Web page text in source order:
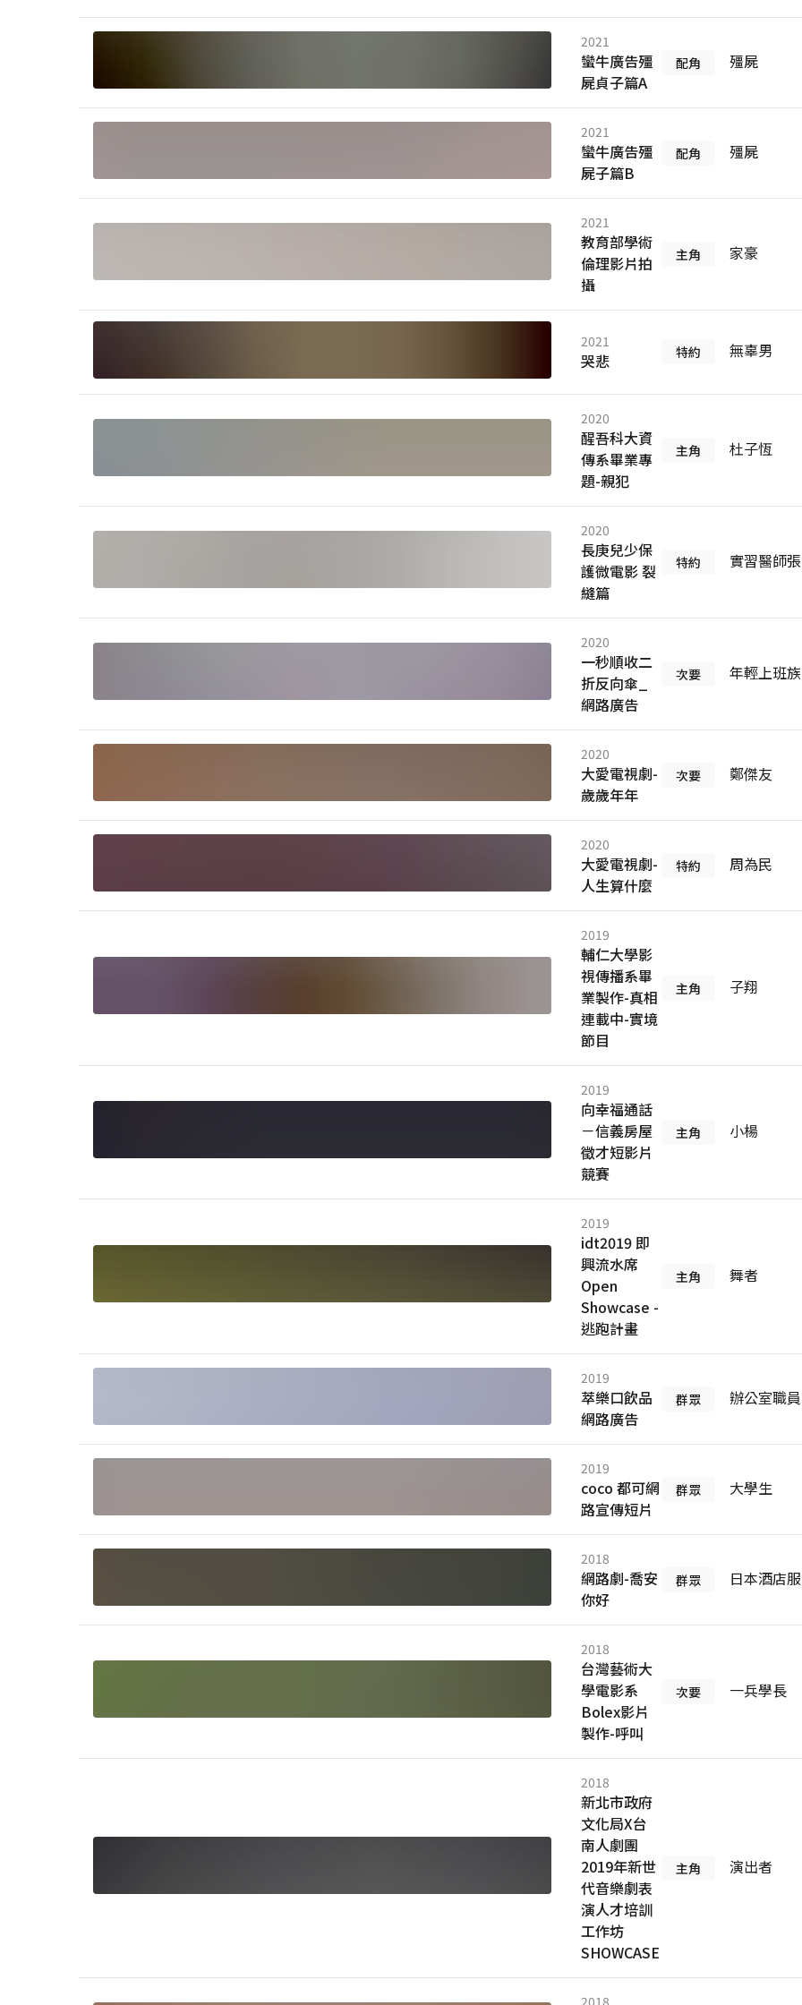
2021
蠻牛廣告殭
屍貞子篇A
配角 殭屍
2021
蠻牛廣告殭
屍子篇B
配角 殭屍
2021
教育部學術
倫理影片拍
攝
主角 家豪
2021
哭悲 特約 無辜男
2020
醒吾科大資
傳系畢業專
題-親犯
主角 杜子恆
2020
長庚兒少保
護微電影 裂
縫篇
特約 實習醫師
2020
一秒順收二
折反向傘_
網路廣告
次要 年輕上班族
2020
大愛電視劇-
歲歲年年
次要 鄭傑友
2020
大愛電視劇-
人生算什麼
特約 周為民
2019
輔仁大學影
視傳播系畢
業製作-真相
連載中-實境
節目
主角 子翔
2019
向幸福通話
－信義房屋
徵才短影片
競賽
主角 小楊
2019
idt2019 即
興流水席
Open
Showcase -
逃跑計畫
主角 舞者
2019
萃樂口飲品
網路廣告
群眾 辦公室職員
2019
coco 都可網
路宣傳短片
群眾 大學生
2018
網路劇-喬安
你好
群眾 日本酒店
2018
台灣藝術大
學電影系
Bolex影片
製作-呼叫
次要 一兵學長
2018
新北市政府
文化局X台
南人劇團
2019年新世
代音樂劇表
演人才培訓
工作坊
SHOWCASE
主角 演出者
2018